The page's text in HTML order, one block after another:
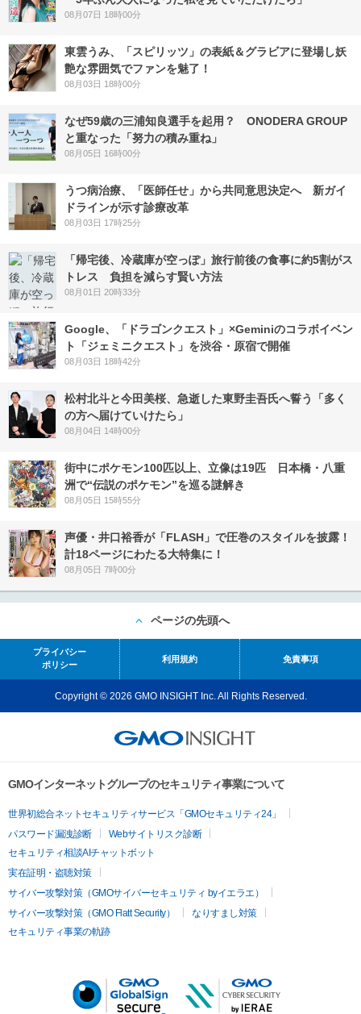
08月07日 18時00分
東雲うみ、「スピリッツ」の表紙＆グラビアに登場し妖
艶な雰囲気でファンを魅了！
08月03日 18時00分
なぜ59歳の三浦知良選手を起用？ ONODERA GROUP
と重なった「努力の積み重ね」
08月05日 16時00分
うつ病治療、「医師任せ」から共同意思決定へ 新ガイ
ドラインが示す診療改革
08月03日 17時25分
「帰宅後、冷蔵庫が空っぽ」旅行前後の食事に約5割がス
トレス 負担を減らす賢い方法
08月01日 20時33分
Google、「ドラゴンクエスト」×Geminiのコラボイベン
ト「ジェミニクエスト」を渋谷・原宿で開催
08月03日 18時42分
松村北斗と今田美桜、急逝した東野圭吾氏へ誓う「多く
の方へ届けていけたら」
08月04日 14時00分
街中にポケモン100匹以上、立像は19匹 日本橋・八重
洲で“伝説のポケモン”を巡る謎解き
08月05日 15時55分
声優・井口裕香が「FLASH」で圧巻のスタイルを披露！
計18ページにわたる大特集に！
08月05日 7時00分
ページの先頭へ
プライバシー
ポリシー
利用規約 免責事項
Copyright © 2026 GMO INSIGHT Inc. All Rights Reserved.
GMOインターネットグループのセキュリティ事業について
世界初総合ネットセキュリティサービス「GMOセキュリティ24」
パスワード漏洩診断
Webサイトリスク診断
セキュリティ相談AIチャットボット
実在証明・盗聴対策
サイバー攻撃対策（GMOサイバーセキュリティ byイエラエ）
サイバー攻撃対策（GMO Flatt Security）
なりすまし対策
セキュリティ事業の軌跡